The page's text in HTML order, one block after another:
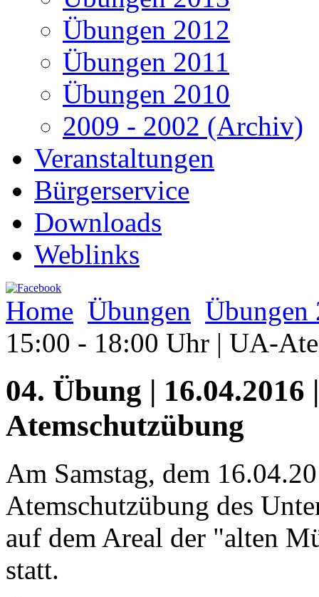
Übungen 2012
Übungen 2011
Übungen 2010
2009 - 2002 (Archiv)
Veranstaltungen
Bürgerservice
Downloads
Weblinks
Home Übungen Übungen
15:00 - 18:00 Uhr | UA-
04. Übung |
Atemschutzübung
Am Samstag, dem
Atemschutzübung des
auf dem Areal der "alten
statt.